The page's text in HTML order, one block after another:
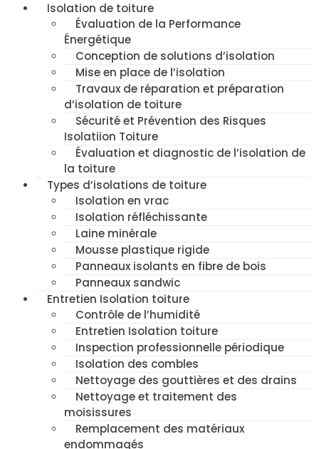
Isolation de toiture
Évaluation de la Performance
Énergétique
Conception de solutions d’isolation
Mise en place de l’isolation
Travaux de réparation et préparation
d’isolation de toiture
Sécurité et Prévention des Risques
Isolatiion Toiture
Évaluation et diagnostic de l’isolation de
la toiture
Types d’isolations de toiture
Isolation en vrac
Isolation réfléchissante
Laine minérale
Mousse plastique rigide
Panneaux isolants en fibre de bois
Panneaux sandwic
Entretien Isolation toiture
Contrôle de l’humidité
Entretien Isolation toiture
Inspection professionnelle périodique
Isolation des combles
Nettoyage des gouttières et des drains
Nettoyage et traitement des
moisissures
Remplacement des matériaux
endommagés